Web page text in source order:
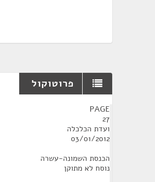
פרוטוקול
PAGE
27
ועדת הכלכלה
03/01/2012
הכנסת השמונה-עשרה
נוסח לא מתוקן